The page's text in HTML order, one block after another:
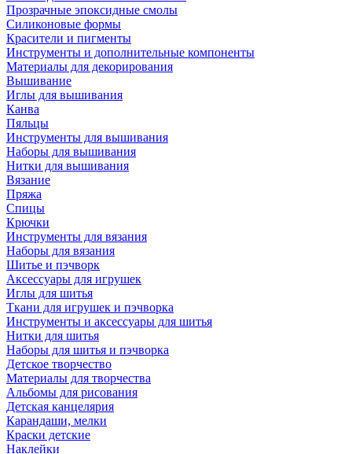
Прозрачные эпоксидные смолы
Силиконовые формы
Красители и пигменты
Инструменты и дополнительные компоненты
Материалы для декорирования
Вышивание
Иглы для вышивания
Канва
Пяльцы
Инструменты для вышивания
Наборы для вышивания
Нитки для вышивания
Вязание
Пряжа
Спицы
Крючки
Инструменты для вязания
Наборы для вязания
Шитье и пэчворк
Аксессуары для игрушек
Иглы для шитья
Ткани для игрушек и пэчворка
Инструменты и аксессуары для шитья
Нитки для шитья
Наборы для шитья и пэчворка
Детское творчество
Материалы для творчества
Альбомы для рисования
Детская канцелярия
Карандаши, мелки
Краски детские
Наклейки